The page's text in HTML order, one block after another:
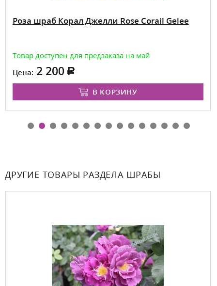
Роза шраб Корал Джелли Rose Corail Gelee
Товар доступен для предзаказа на май
Цена: 2 200
В КОРЗИНУ
ДРУГИЕ ТОВАРЫ РАЗДЕЛА ШРАБЫ